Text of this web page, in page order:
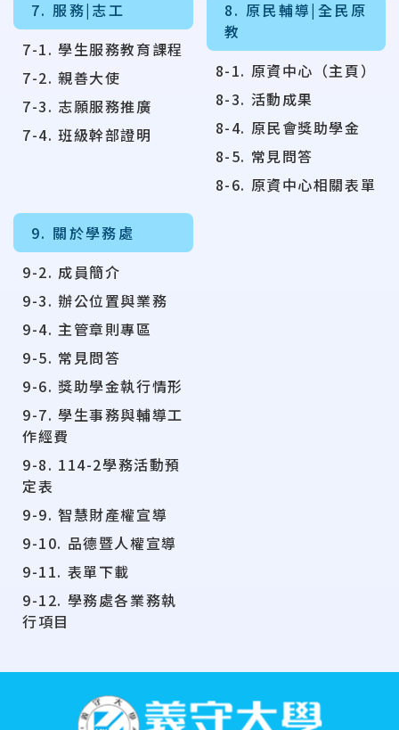
7. 服務|志工
7-1. 學生服務教育課程
7-2. 親善大使
7-3. 志願服務推廣
7-4. 班級幹部證明
8. 原民輔導|全民原
教
8-1. 原資中心（主頁）
8-3. 活動成果
8-4. 原民會獎助學金
8-5. 常見問答
8-6. 原資中心相關表單
9. 關於學務處
9-2. 成員簡介
9-3. 辦公位置與業務
9-4. 主管章則專區
9-5. 常見問答
9-6. 獎助學金執行情形
9-7. 學生事務與輔導工
作經費
9-8. 114-2學務活動預
定表
9-9. 智慧財產權宣導
9-10. 品德暨人權宣導
9-11. 表單下載
9-12. 學務處各業務執
行項目